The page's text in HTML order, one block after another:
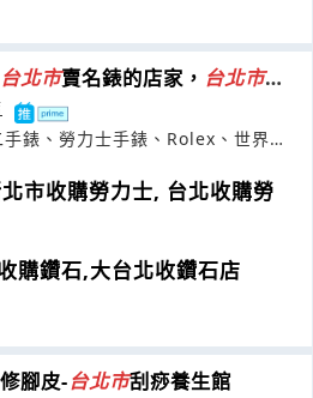
台北市賣名錶的店家， 台北市賣
手錶、勞力士手錶、Rolex、世界名
市收購勞力士, 台北收購勞
購鑽石,大台北收鑽石店
腳皮-台北市刮痧養生館